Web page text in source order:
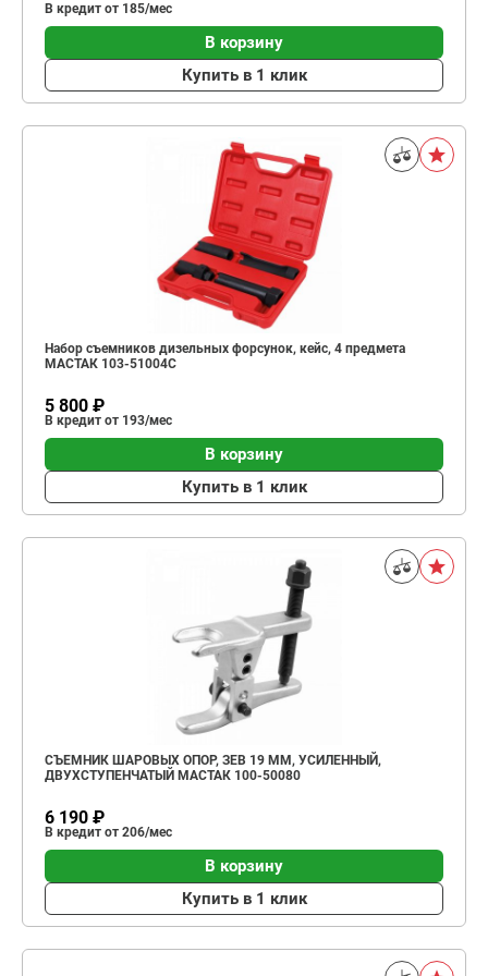
В кредит от 185/мес
В корзину
Купить в 1 клик
Набор съемников дизельных форсунок, кейс, 4 предмета
МАСТАК 103-51004C
5 800 ₽
В кредит от 193/мес
В корзину
Купить в 1 клик
СЪЕМНИК ШАРОВЫХ ОПОР, ЗЕВ 19 ММ, УСИЛЕННЫЙ,
ДВУХСТУПЕНЧАТЫЙ МАСТАК 100-50080
6 190 ₽
В кредит от 206/мес
В корзину
Купить в 1 клик